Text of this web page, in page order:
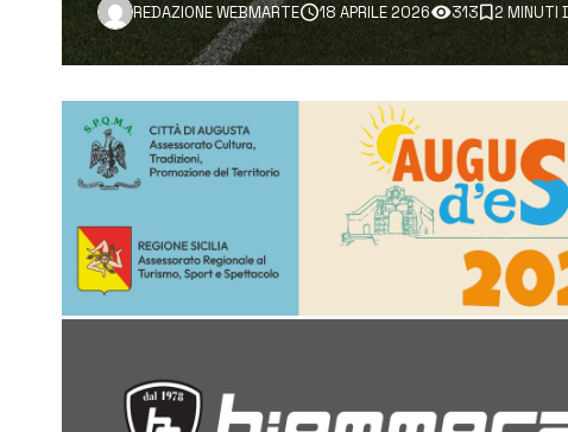
REDAZIONE WEBMARTE 18 APRILE 2026 313 2 MINUTI